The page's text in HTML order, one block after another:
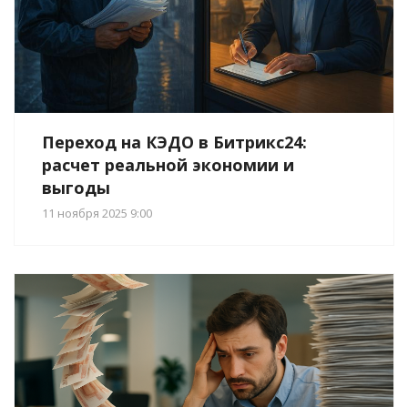
Переход на КЭДО в Битрикс24:
расчет реальной экономии и
выгоды
11 ноября 2025 9:00